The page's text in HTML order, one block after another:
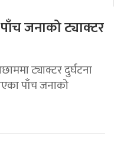
जनाको ट्याक्टर
ट्याक्टर दुर्घटना
पाँच जनाको